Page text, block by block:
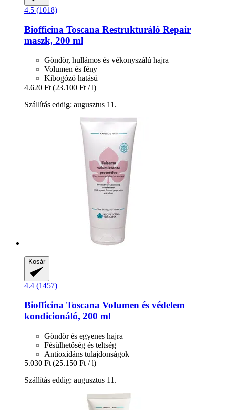
4.5 (1018)
Biofficina Toscana Restrukturáló Repair
maszk, 200 ml
Göndör, hullámos és vékonyszálú hajra
Volumen és fény
Kibogózó hatású
4.620 Ft (23.100 Ft / l)
Szállítás eddig: augusztus 11.
Kosár
4.4 (1457)
Biofficina Toscana Volumen és védelem
kondicionáló, 200 ml
Göndör és egyenes hajra
Fésülhetőség és teltség
Antioxidáns tulajdonságok
5.030 Ft (25.150 Ft / l)
Szállítás eddig: augusztus 11.